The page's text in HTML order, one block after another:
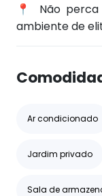
📍 Não
ambiente de
Ar condicionado
Jardim privado
Sala de